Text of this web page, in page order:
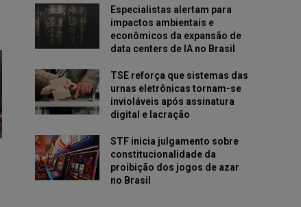
Especialistas alertam para
impactos ambientais e
econômicos da expansão de
data centers de IA no Brasil
TSE reforça que sistemas das
urnas eletrônicas tornam-se
invioláveis após assinatura
digital e lacração
STF inicia julgamento sobre
constitucionalidade da
proibição dos jogos de azar
no Brasil